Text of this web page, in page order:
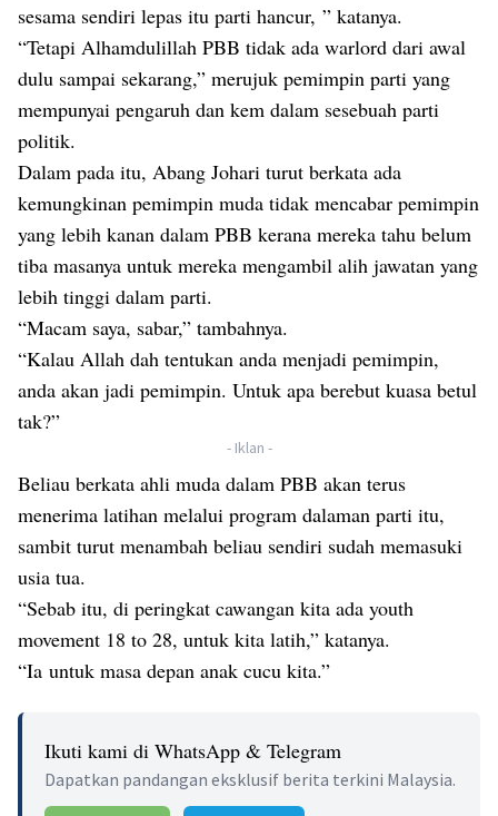
sesama sendiri lepas itu parti hancur, ” katanya.
“Tetapi Alhamdulillah PBB tidak ada warlord dari awal
dulu sampai sekarang,” merujuk pemimpin parti yang
mempunyai pengaruh dan kem dalam sesebuah parti
politik.
Dalam pada itu, Abang Johari turut berkata ada
kemungkinan pemimpin muda tidak mencabar pemimpin
yang lebih kanan dalam PBB kerana mereka tahu belum
tiba masanya untuk mereka mengambil alih jawatan yang
lebih tinggi dalam parti.
“Macam saya, sabar,” tambahnya.
“Kalau Allah dah tentukan anda menjadi pemimpin,
anda akan jadi pemimpin. Untuk apa berebut kuasa betul
tak?”
- Iklan -
Beliau berkata ahli muda dalam PBB akan terus
menerima latihan melalui program dalaman parti itu,
sambit turut menambah beliau sendiri sudah memasuki
usia tua.
“Sebab itu, di peringkat cawangan kita ada youth
movement 18 to 28, untuk kita latih,” katanya.
“Ia untuk masa depan anak cucu kita.”
Ikuti kami di WhatsApp & Telegram
Dapatkan pandangan eksklusif berita terkini Malaysia.